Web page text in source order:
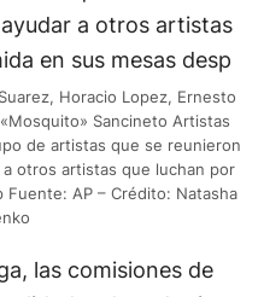
Horacio Lopez, Ernesto
Sancineto Artistas
de artistas que se reunieron
otros artistas que luchan por
AP – Crédito: Natasha
las comisiones de